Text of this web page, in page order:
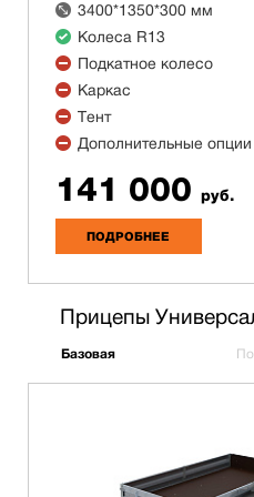
3400*1350*300 мм
Колеса R13
Подкатное колесо
Каркас
Тент
Дополнительные опции
141 000 руб.
ПОДРОБНЕЕ
Прицепы
Базовая